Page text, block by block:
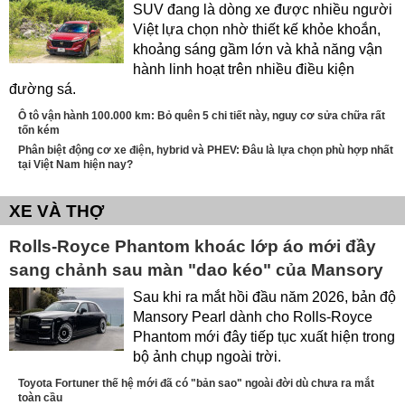
SUV đang là dòng xe được nhiều người
Việt lựa chọn nhờ thiết kế khỏe khoắn,
khoảng sáng gầm lớn và khả năng vận
hành linh hoạt trên nhiều điều kiện
đường sá.
Ô tô vận hành 100.000 km: Bỏ quên 5 chi tiết này, nguy cơ sửa chữa rất
tốn kém
Phân biệt động cơ xe điện, hybrid và PHEV: Đâu là lựa chọn phù hợp nhất
tại Việt Nam hiện nay?
XE VÀ THỢ
Rolls-Royce Phantom khoác lớp áo mới đầy
sang chảnh sau màn "dao kéo" của Mansory
Sau khi ra mắt hồi đầu năm 2026, bản độ
Mansory Pearl dành cho Rolls-Royce
Phantom mới đây tiếp tục xuất hiện trong
bộ ảnh chụp ngoài trời.
Toyota Fortuner thế hệ mới đã có "bản sao" ngoài đời dù chưa ra mắt
toàn cầu